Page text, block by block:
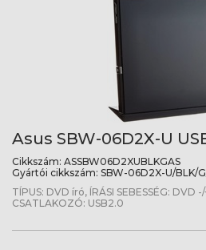
Asus SBW-06D2X-U
Cikkszám: ASSBW06D2XUBLKGAS
Gyártói cikkszám: SBW-06D2X-U/BLK/
TÍPUS: DVD író, ÍRÁSI SEBESSÉG: DVD
CSATLAKOZÓ: USB2.0